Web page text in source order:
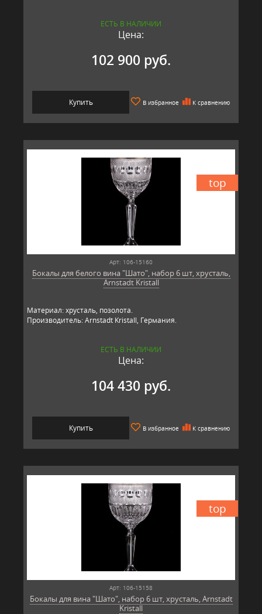
ЕСТЬ В НАЛИЧИИ
Цена:
102 900 руб.
Купить В избранное К сравнению
top
Арт: 106-15160
Бокалы для белого вина "Шато", набор 6 шт, хрусталь,
Arnstadt Kristall
Материал: хрусталь, позолота.
Производитель: Arnstadt Kristall, Германия.
ЕСТЬ В НАЛИЧИИ
Цена:
104 430 руб.
Купить В избранное К сравнению
top
Арт: 106-15158
Бокалы для вина "Шато", набор 6 шт, хрусталь, Arnstadt
Kristall